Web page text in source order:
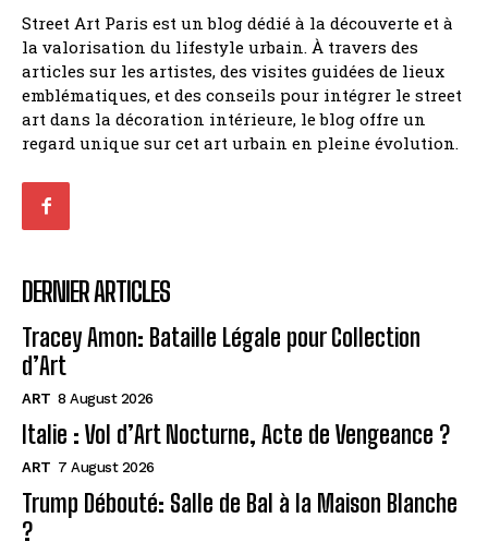
Street Art Paris est un blog dédié à la découverte et à
la valorisation du lifestyle urbain. À travers des
articles sur les artistes, des visites guidées de lieux
emblématiques, et des conseils pour intégrer le street
art dans la décoration intérieure, le blog offre un
regard unique sur cet art urbain en pleine évolution.
DERNIER ARTICLES
Tracey Amon: Bataille Légale pour Collection
d’Art
ART 8 August 2026
Italie : Vol d’Art Nocturne, Acte de Vengeance ?
ART 7 August 2026
Trump Débouté: Salle de Bal à la Maison Blanche
?